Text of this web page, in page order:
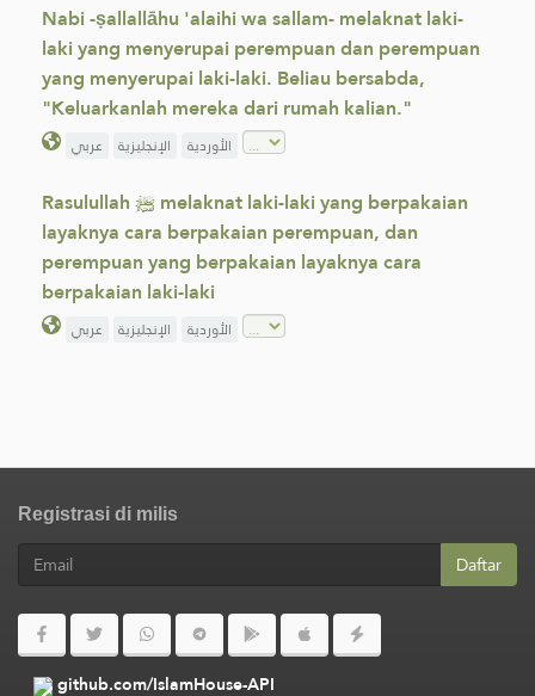
Nabi -ṣallallāhu 'alaihi wa sallam- melaknat laki-
laki yang menyerupai perempuan dan perempuan
yang menyerupai laki-laki. Beliau bersabda,
"Keluarkanlah mereka dari rumah kalian."
عربي الإنجليزية الأوردية
Rasulullah ﷺ melaknat laki-laki yang berpakaian
layaknya cara berpakaian perempuan, dan
perempuan yang berpakaian layaknya cara
berpakaian laki-laki
عربي الإنجليزية الأوردية
Registrasi di milis
Daftar
github.com/IslamHouse-API